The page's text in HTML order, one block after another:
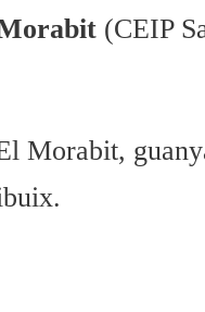
(CEIP
Morabit,